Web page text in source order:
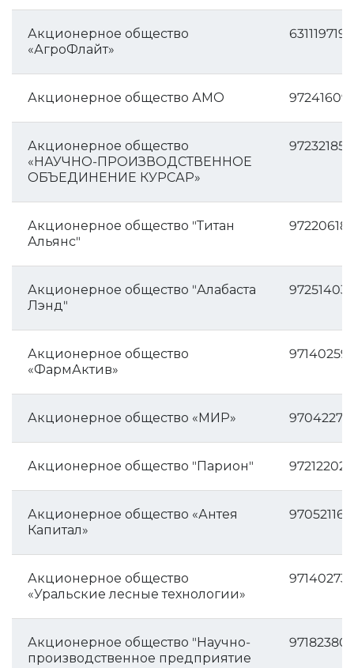
Акционерное общество
«АгроФлайт»
6311197199
Акционерное общество АМО
Акционерное общество
«НАУЧНО-ПРОИЗВОДСТВЕННОЕ
ОБЪЕДИНЕНИЕ КУРСАР»
Акционерное общество "Титан
Альянс"
Акционерное общество "Алабаста
Лэнд"
Акционерное общество
«ФармАктив»
Акционерное общество «МИР»
Акционерное общество "Парион"
Акционерное общество «Антея
Капитал»
Акционерное общество
«Уральские лесные технологии»
Акционерное общество "Научно-
производственное предприятие